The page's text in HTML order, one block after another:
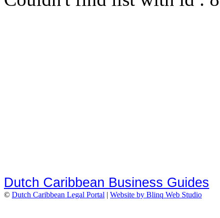
Dutch Caribbean Business Guides
© Dutch Caribbean Legal Portal | Website by Blinq Web Studio